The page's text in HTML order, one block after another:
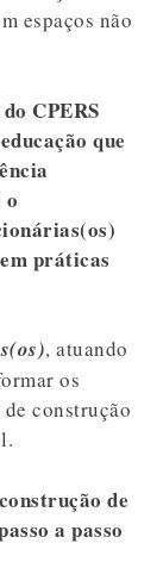
espaços não
CPERS
que
o
práticas
, atuando
os
construção
de
a passo